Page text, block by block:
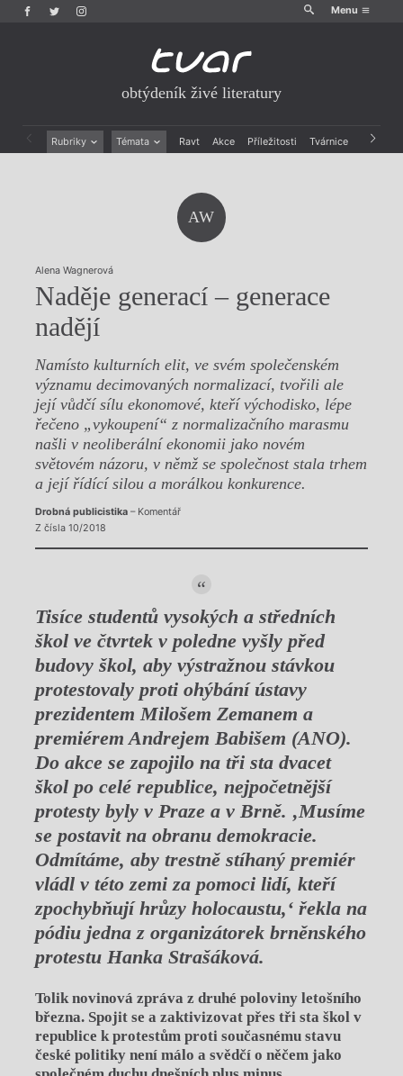
Menu
obtýdeník živé literatury
Rubriky Témata Ravt Akce Příležitosti Tvárnice Archiv
AW
Alena Wagnerová
Naděje generací – generace
nadějí
Namísto kulturních elit, ve svém společenském
významu decimovaných normalizací, tvořili ale
její vůdčí sílu ekonomové, kteří východisko, lépe
řečeno „vykoupení“ z normalizačního marasmu
našli v neoliberální ekonomii jako novém
světovém názoru, v němž se společnost stala trhem
a její řídící silou a morálkou konkurence.
Drobná publicistika– Komentář
Z čísla 10/2018
Tisíce studentů vysokých a středních
škol ve čtvrtek v poledne vyšly před
budovy škol, aby výstražnou stávkou
protestovaly proti ohýbání ústavy
prezidentem Milošem Zemanem a
premiérem Andrejem Babišem (ANO).
Do akce se zapojilo na tři sta dvacet
škol po celé republice, nejpočetnější
protesty byly v Praze a v Brně. ‚Musíme
se postavit na obranu demokracie.
Odmítáme, aby trestně stíhaný premiér
vládl v této zemi za pomoci lidí, kteří
zpochybňují hrůzy holocaustu,‘ řekla na
pódiu jedna z organizátorek brněnského
protestu Hanka Strašáková.
Tolik novinová zpráva z druhé poloviny letošního
března. Spojit se a zaktivizovat přes tři sta škol v
republice k protestům proti současnému stavu
české politiky není málo a svědčí o něčem jako